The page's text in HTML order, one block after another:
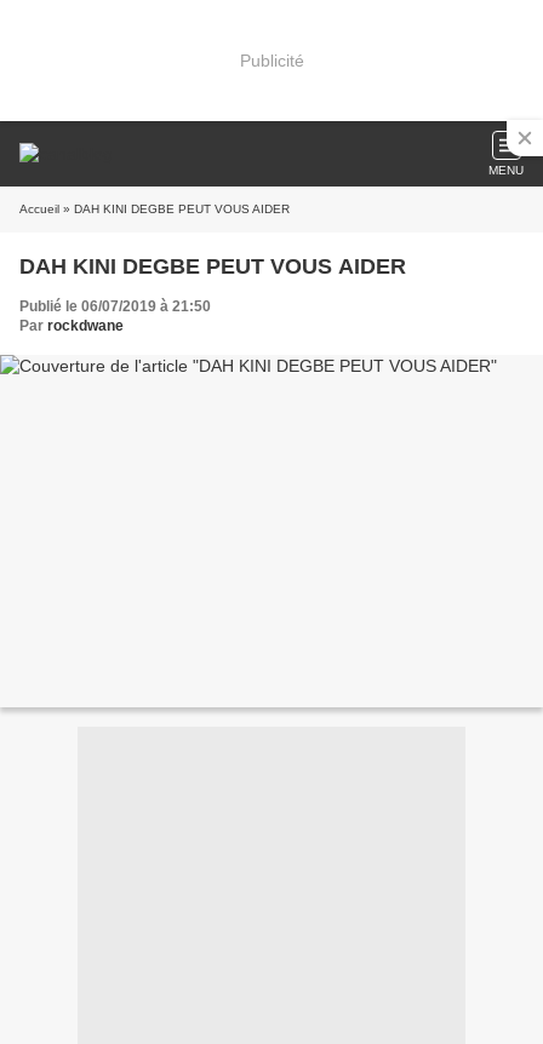
Publicité
MENU
Accueil » DAH KINI DEGBE PEUT VOUS AIDER
DAH KINI DEGBE PEUT VOUS AIDER
Publié le 06/07/2019 à 21:50
Par rockdwane